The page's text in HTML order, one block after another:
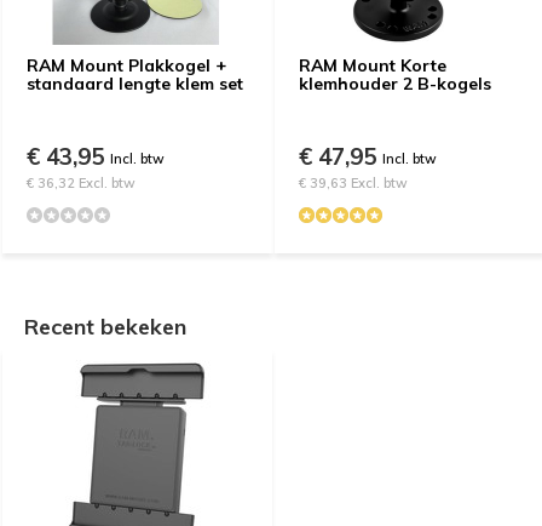
RAM Mount Plakkogel +
standaard lengte klem set
€ 43,95 Incl. btw
€ 36,32 Excl. btw
RAM Mount Korte
klemhouder 2 B-kogels
€ 47,95 Incl. btw
€ 39,63 Excl. btw
Recent bekeken